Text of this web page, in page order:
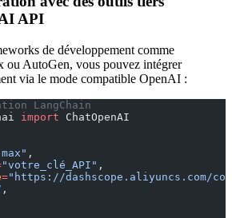
API
de développement comme
ou AutoGen, vous pouvez intégrer
via le mode compatible OpenAI :
LangChain
import ChatOpenAI
,
"votre_clé_API" ,
="https://dashscope.aliyuncs.com/
,